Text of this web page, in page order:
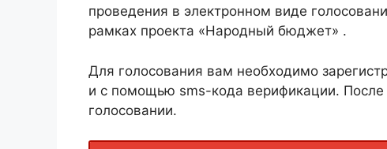
проведения в электронном виде
рамках проекта «Народный бюджет» .
Для голосования вам необходимо
и с помощью sms-кода верификации. После
голосовании.